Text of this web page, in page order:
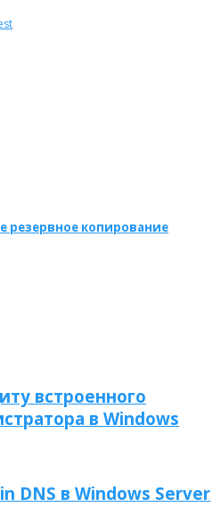
резервное копирование
встроенного
в Windows
DNS в Windows Server